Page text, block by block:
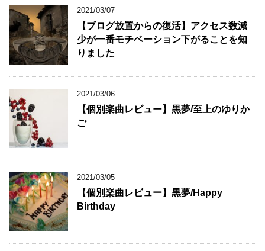
2021/03/07
【ブログ放置からの復活】アクセス数減
少が一番モチベーション下がることを知
りました
2021/03/06
【個別楽曲レビュー】黒夢/至上のゆりか
ご
2021/03/05
【個別楽曲レビュー】黒夢/Happy
Birthday